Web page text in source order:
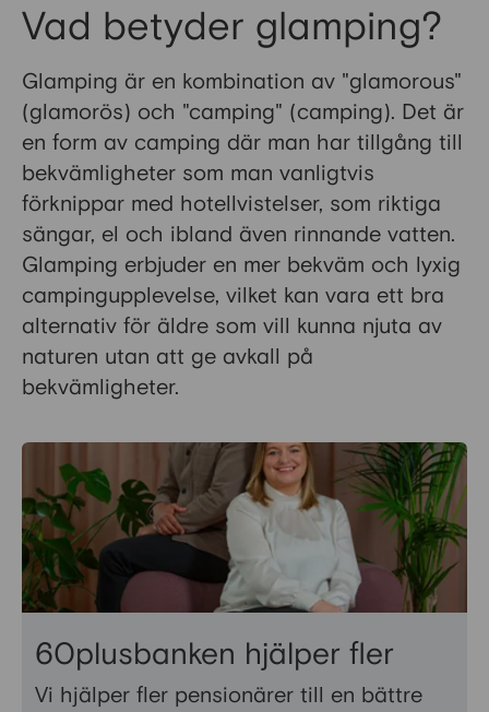
Vad betyder glamping?
Glamping är en kombination av "glamorous"
(glamorös) och "camping" (camping). Det är
en form av camping där man har tillgång till
bekvämligheter som man vanligtvis
förknippar med hotellvistelser, som riktiga
sängar, el och ibland även rinnande vatten.
Glamping erbjuder en mer bekväm och lyxig
campingupplevelse, vilket kan vara ett bra
alternativ för äldre som vill kunna njuta av
naturen utan att ge avkall på
bekvämligheter.
60plusbanken hjälper fler
Vi hjälper fler pensionärer till en bättre